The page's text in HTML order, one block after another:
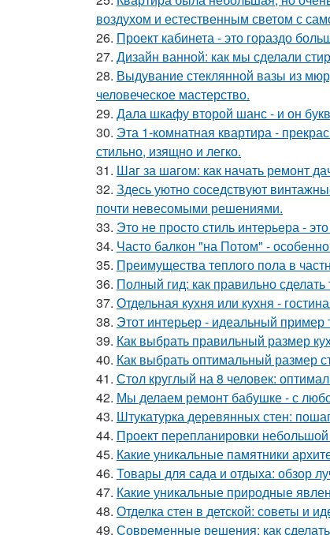
воздухом и естественным светом с
26. Проект кабинета - это гораздо
27. Дизайн ванной: как мы сделали
28. Выдувание стеклянной вазы из
человеческое мастерство.
29. Дала шкафу второй шанс - и он
30. Эта 1-комнатная квартира -
стильно, изящно и легко.
31. Шаг за шагом: как начать ремонт
32. Здесь уютно соседствуют
почти невесомыми решениями.
33. Это не просто стиль интерьера -
34. Часто балкон "на Потом" -
35. Преимущества теплого пола в
36. Полный гид: как правильно
37. Отдельная кухня или кухня -
38. Этот интерьер - идеальный
39. Как выбрать правильный размер
40. Как выбрать оптимальный размер
41. Стол круглый на 8 человек:
42. Мы делаем ремонт бабушке - с
43. Штукатурка деревянных стен:
44. Проект перепланировки
45. Какие уникальные памятники
46. Товары для сада и отдыха: обзор
47. Какие уникальные природные
48. Отделка стен в детской: советы и
49. Современные решения: как